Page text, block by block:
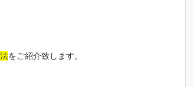
をご紹介致します。